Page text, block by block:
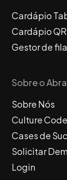
Cardápio
Cardápio
Gestor de
Sobre o
Sobre Nós
Culture Code
Cases de
Solicitar
Login